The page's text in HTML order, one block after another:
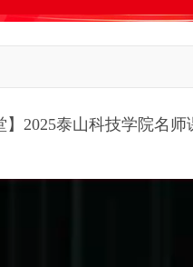
】2025泰山科技学院名